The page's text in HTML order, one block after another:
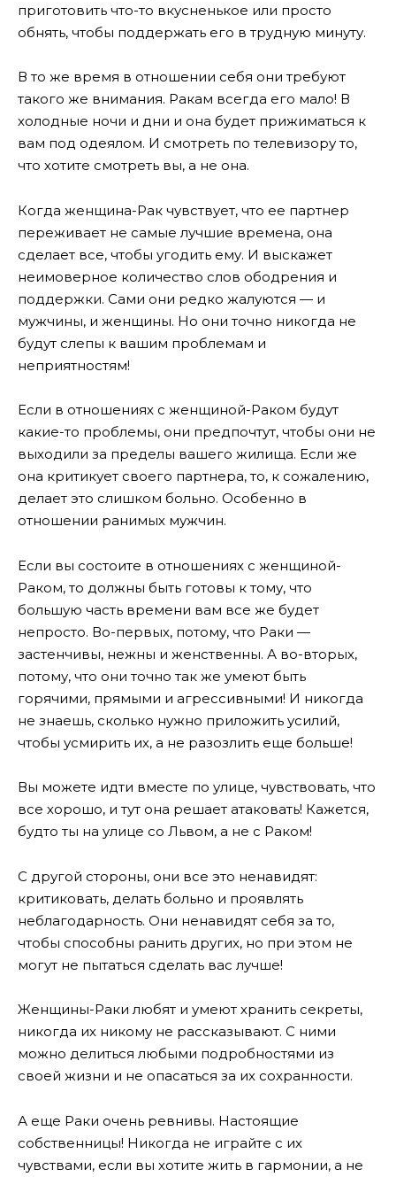
приготовить что-то вкусненькое или просто
обнять, чтобы поддержать его в трудную минуту.
В то же время в отношении себя они требуют
такого же внимания. Ракам всегда его мало! В
холодные ночи и дни и она будет прижиматься к
вам под одеялом. И смотреть по телевизору то,
что хотите смотреть вы, а не она.
Когда женщина-Рак чувствует, что ее партнер
переживает не самые лучшие времена, она
сделает все, чтобы угодить ему. И выскажет
неимоверное количество слов ободрения и
поддержки. Сами они редко жалуются — и
мужчины, и женщины. Но они точно никогда не
будут слепы к вашим проблемам и
неприятностям!
Если в отношениях с женщиной-Раком будут
какие-то проблемы, они предпочтут, чтобы они не
выходили за пределы вашего жилища. Если же
она критикует своего партнера, то, к сожалению,
делает это слишком больно. Особенно в
отношении ранимых мужчин.
Если вы состоите в отношениях с женщиной-
Раком, то должны быть готовы к тому, что
большую часть времени вам все же будет
непросто. Во-первых, потому, что Раки —
застенчивы, нежны и женственны. А во-вторых,
потому, что они точно так же умеют быть
горячими, прямыми и агрессивными! И никогда
не знаешь, сколько нужно приложить усилий,
чтобы усмирить их, а не разозлить еще больше!
Вы можете идти вместе по улице, чувствовать, что
все хорошо, и тут она решает атаковать! Кажется,
будто ты на улице со Львом, а не с Раком!
С другой стороны, они все это ненавидят:
критиковать, делать больно и проявлять
неблагодарность. Они ненавидят себя за то,
чтобы способны ранить других, но при этом не
могут не пытаться сделать вас лучше!
Женщины-Раки любят и умеют хранить секреты,
никогда их никому не рассказывают. С ними
можно делиться любыми подробностями из
своей жизни и не опасаться за их сохранности.
А еще Раки очень ревнивы. Настоящие
собственницы! Никогда не играйте с их
чувствами, если вы хотите жить в гармонии, а не